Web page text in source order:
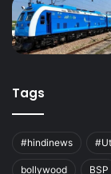
Tags
#hindinews
bollywood BSP